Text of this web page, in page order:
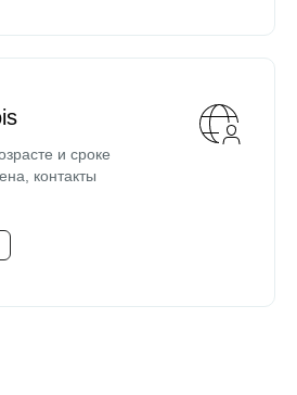
и сроке
контакты